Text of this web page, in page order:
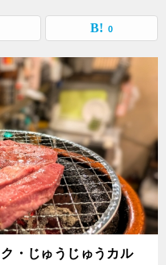
0
・じゅうじゅうカル